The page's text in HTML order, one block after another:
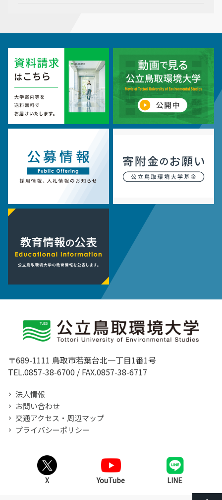
〒689-1111 鳥取市若葉台北一丁目1番1号
TEL.0857-38-6700 / FAX.0857-38-6717
法人情報
お問い合わせ
交通アクセス・周辺マップ
プライバシーポリシー